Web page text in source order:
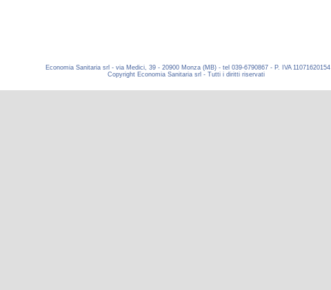
Economia Sanitaria srl - via Medici, 39 - 20900 Monza (MB) - tel 039-6790867 - P. IVA 11071620154
Copyright Economia Sanitaria srl - Tutti i diritti riservati